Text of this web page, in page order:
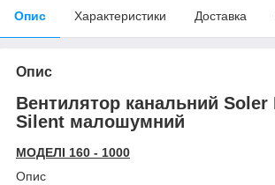
Опис Характеристики Доставка
Опис
Вентилятор канальний Soler
Silent малошумний
МОДЕЛІ 160 - 1000
Опис